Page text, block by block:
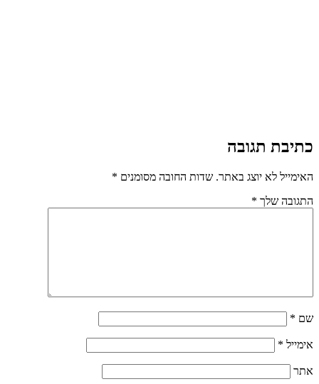
כתיבת תגובה
האימייל לא יוצג באתר. שדות החובה מסומנים *
התגובה שלך *
שם *
אימייל *
אתר